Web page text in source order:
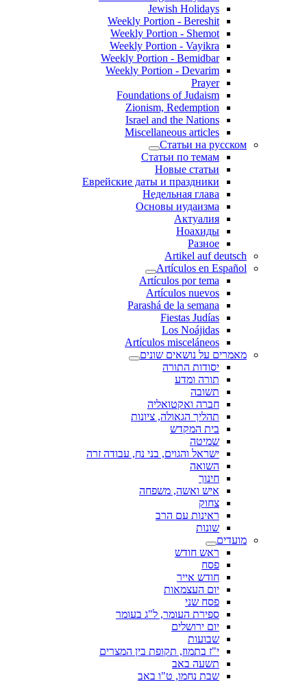
Jewish Holidays
Weekly Portion - Bereshit
Weekly Portion - Shemot
Weekly Portion - Vayikra
Weekly Portion - Bemidbar
Weekly Portion - Devarim
Prayer
Foundations of Judaism
Zionism, Redemption
Israel and the Nations
Miscellaneous articles
Статьи на русском
Статьи по темам
Новые статьи
Еврейские даты и праздники
Недельная глава
Основы иудаизма
Актуалия
Ноахиды
Разное
Artikel auf deutsch
Artículos en Español
Artículos por tema
Artículos nuevos
Parashá de la semana
Fiestas Judías
Los Noájidas
Artículos misceláneos
מאמרים על נושאים שונים
יסודות התורה
תורה ומדע
תשובה
חברה ואקטואליה
תהליך הגאולה, ציונות
בית המקדש
שמיטה
ישראל והגוים, בני נח, עבודה זרה
השואה
חינוך
איש ואשה, משפחה
צחוק
ראינות עם הרב
שונות
מועדים
ראש חודש
פסח
חודש אייר
יום העצמאות
פסח שני
ספירת העומר, ל"ג בעומר
יום ירושלים
שבועות
י"ז בתמוז, תקופת בין המצרים
תשעה באב
שבת נחמו, ט"ו באב